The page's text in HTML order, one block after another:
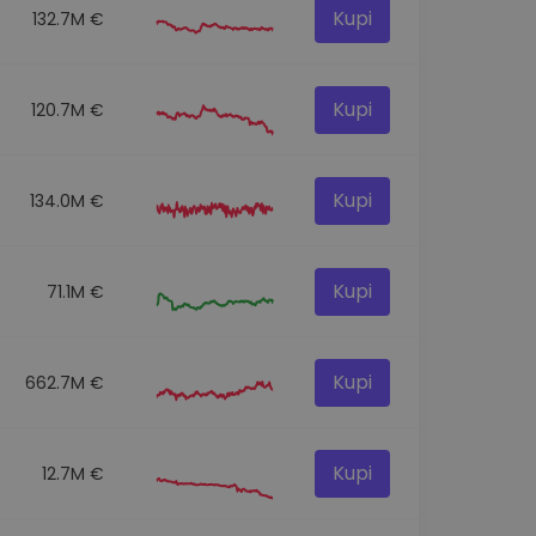
132.7M € Kupi
120.7M € Kupi
134.0M € Kupi
71.1M € Kupi
662.7M € Kupi
12.7M € Kupi